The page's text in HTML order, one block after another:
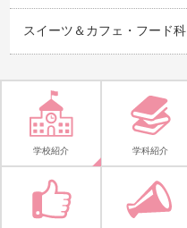
スイーツ＆カフェ・フード科
学校紹介 学科紹介